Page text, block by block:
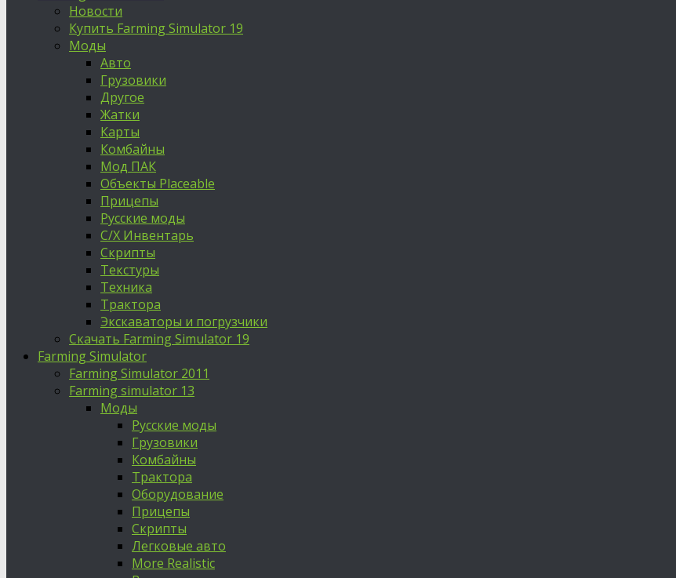
Новости
Купить Farming Simulator 19
Моды
Авто
Грузовики
Другое
Жатки
Карты
Комбайны
Мод ПАК
Объекты Placeable
Прицепы
Русские моды
С/Х Инвентарь
Скрипты
Текстуры
Техника
Трактора
Экскаваторы и погрузчики
Скачать Farming Simulator 19
Farming Simulator
Farming Simulator 2011
Farming simulator 13
Моды
Русские моды
Грузовики
Комбайны
Трактора
Оборудование
Прицепы
Скрипты
Легковые авто
More Realistic